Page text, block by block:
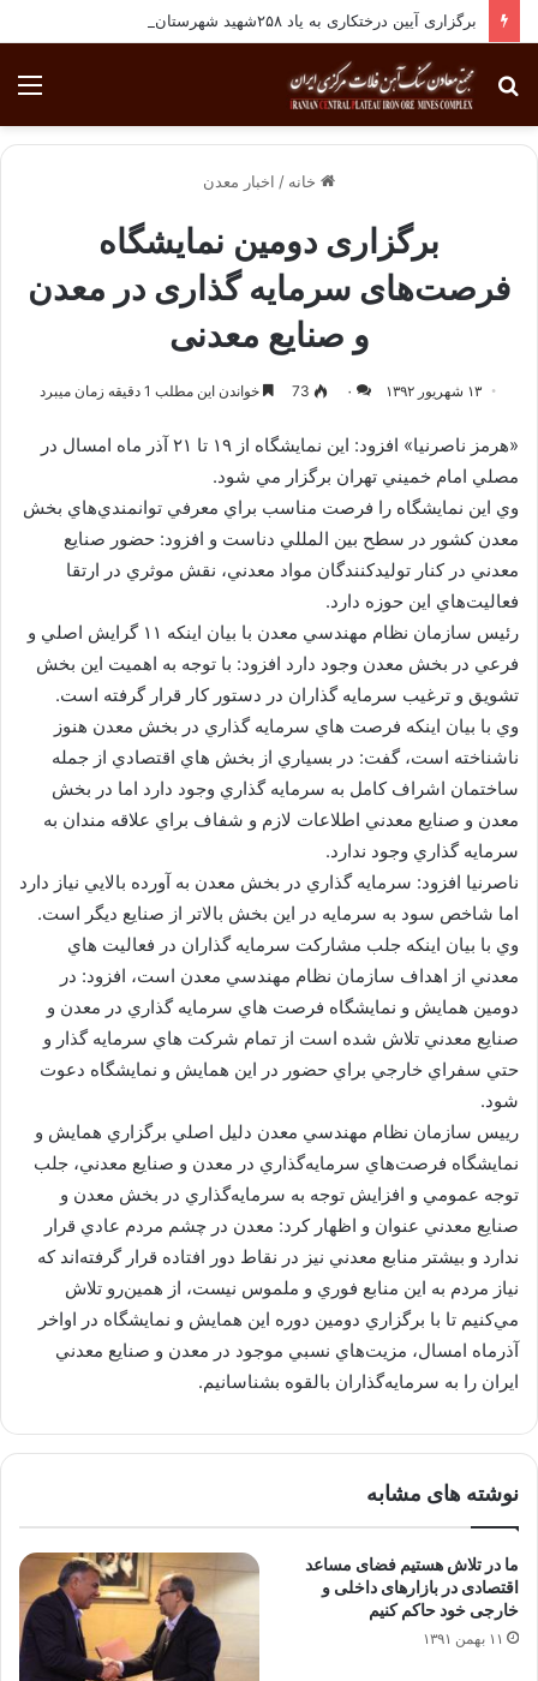
برگزاری آیین درختکاری به یاد ۲۵۸شهید شهرستان بافق
جستجو
برای
خانه / اخبار معدن
برگزاری دومین نمایشگاه
فرصت‌های سرمایه گذاری در معدن
و صنایع معدنی
۱۳ شهریور ۱۳۹۲ ۰ 73 خواندن این مطلب 1 دقیقه زمان میبرد
«هرمز ناصرنيا» افزود: اين نمايشگاه از ۱۹ تا ۲۱ آذر ماه امسال در
مصلي امام خميني تهران برگزار مي شود.
وي اين نمايشگاه را فرصت مناسب براي معرفي توانمندي‌هاي بخش
معدن كشور در سطح بين المللي دناست و افزود: حضور صنايع
معدني در كنار توليدكنندگان مواد معدني، نقش موثري در ارتقا
فعاليت‌هاي اين حوزه دارد.
رئيس سازمان نظام مهندسي معدن با بيان اينكه ۱۱ گرايش اصلي و
فرعي در بخش معدن وجود دارد افزود: با توجه به اهميت اين بخش
تشويق و ترغيب سرمايه گذاران در دستور كار قرار گرفته است.
وي با بيان اينكه فرصت هاي سرمايه گذاري در بخش معدن هنوز
ناشناخته است، گفت: در بسياري از بخش هاي اقتصادي از جمله
ساختمان اشراف كامل به سرمايه گذاري وجود دارد اما در بخش
معدن و صنايع معدني اطلاعات لازم و شفاف براي علاقه مندان به
سرمايه گذاري وجود ندارد.
ناصرنيا افزود: سرمايه گذاري در بخش معدن به آورده بالايي نياز دارد
اما شاخص سود به سرمايه در اين بخش بالاتر از صنايع ديگر است.
وي با بيان اينكه جلب مشاركت سرمايه گذاران در فعاليت هاي
معدني از اهداف سازمان نظام مهندسي معدن است، افزود: در
دومين همايش و نمايشگاه فرصت هاي سرمايه گذاري در معدن و
صنايع معدني تلاش شده است از تمام شركت هاي سرمايه گذار و
حتي سفراي خارجي براي حضور در اين همايش و نمايشگاه دعوت
شود.
رييس سازمان نظام مهندسي معدن دليل اصلي برگزاري همايش و
نمايشگاه فرصت‌هاي سرمايه‌گذاري در معدن و صنايع معدني، جلب
توجه عمومي و افزايش توجه به سرمايه‌گذاري در بخش معدن و
صنايع معدني عنوان و اظهار كرد: معدن در چشم مردم عادي قرار
ندارد و بيشتر منابع معدني نيز در نقاط دور افتاده قرار گرفته‌اند كه
نياز مردم به اين منابع فوري و ملموس نيست، از همين‌رو تلاش
مي‌كنيم تا با برگزاري دومين دوره اين همايش و نمايشگاه در اواخر
آذرماه امسال، مزيت‌هاي نسبي موجود در معدن و صنايع معدني
ايران را به سرمايه‌گذاران بالقوه بشناسانيم.
نوشته های مشابه
ما در تلاش هستیم فضای مساعد
اقتصادی در بازارهای داخلی و
خارجی خود حاکم کنیم
۱۱ بهمن ۱۳۹۱